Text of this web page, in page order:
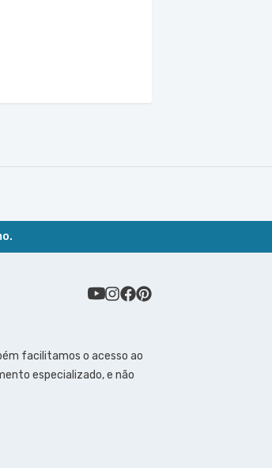
facilitamos o acesso ao
especializado, e não